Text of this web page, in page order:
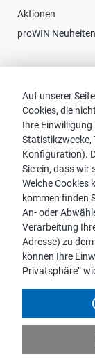
Auf unserer
Cookies, die
Ihre
Statistikzwecke,
Konfiguration).
Sie ein, dass wir
Welche Cookies
kommen finden
An- oder
Verarbeitung
Adresse) zu
können Ihre
Privatsphäre“
Aktionen
proWIN Neuheiten
Kontakt zu
Service-FAQ
Hinweis:
Aus Gründen
Sprachform bei
Pronomen
Benachteiligung,
Vereinfachung